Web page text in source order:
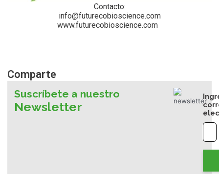
Comparte
Contacto:
info@futurecobioscience.com
www.futurecobioscience.com
Suscríbete a nuestro
Newsletter